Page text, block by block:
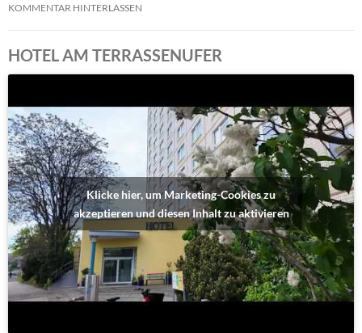
KOMMENTAR HINTERLASSEN
HOTEL AM TERRASSENUFER
Klicke hier, um Marketing-Cookies zu
akzeptieren und diesen Inhalt zu aktivieren